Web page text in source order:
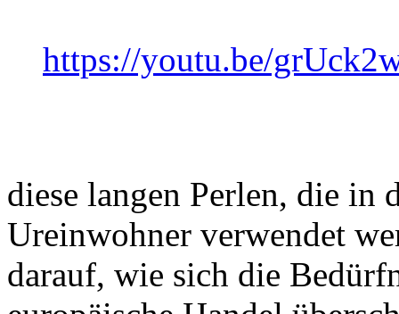
https://youtu.be/
diese langen Perlen, die in
Ureinwohner verwendet
darauf, wie sich die